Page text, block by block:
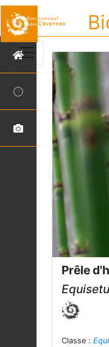
Prêle
Classe :